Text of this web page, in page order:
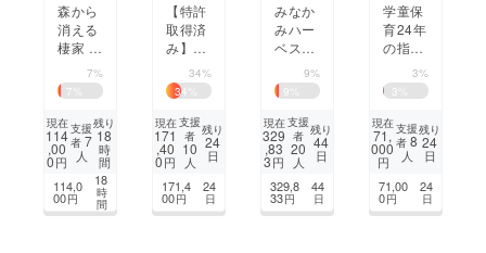
森から
消える
棲家 。
フクロ
ウの繁
殖を守
る保護
活動
7%
7
現在
114
,00
0円
支援
者7
人
残り
18
時
間
114,0
00円
18
時
間
【特許
取得済
み】孫
との会
話が生
まれ
る、不
思議な
木製
インテ
リアを
34%
34
現在
171
,40
0円
支援
者
10
人
残り
24
日
171,4
00円
24
日
みなか
みハー
ベス
ト 群
馬県み
なかみ
町か
ら、国
産ヘー
ナッツ
農園を
9%
9
現在
329
,83
3円
支援
者
20
人
残り
44
日
329,8
33円
44
日
学童保
育24年
の指導
員がつ
くる
「大人
の放課
後」と
「もう
のおう
ち」
3%
3
現在
71,
000
円
支援
者8
人
残り
24
日
71,00
0円
24
日